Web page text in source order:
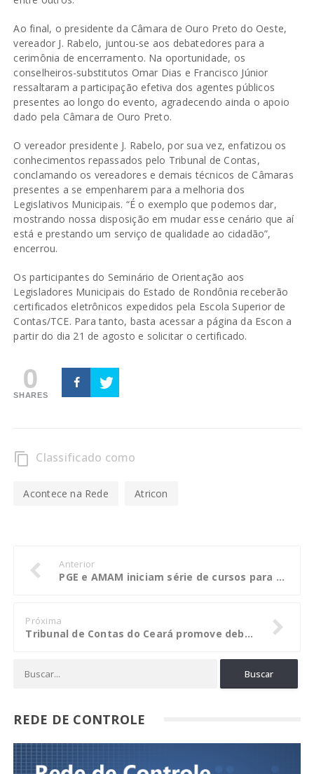
Ao final, o presidente da Câmara de Ouro Preto do Oeste,
vereador J. Rabelo, juntou-se aos debatedores para a
cerimônia de encerramento. Na oportunidade, os
conselheiros-substitutos Omar Dias e Francisco Júnior
ressaltaram a participação efetiva dos agentes públicos
presentes ao longo do evento, agradecendo ainda o apoio
dado pela Câmara de Ouro Preto.
O vereador presidente J. Rabelo, por sua vez, enfatizou os
conhecimentos repassados pelo Tribunal de Contas,
conclamando os vereadores e demais técnicos de Câmaras
presentes a se empenharem para a melhoria dos
Legislativos Municipais. “É o exemplo que podemos dar,
mostrando nossa disposição em mudar esse cenário que aí
está e prestando um serviço de qualidade ao cidadão”,
encerrou.
Os participantes do Seminário de Orientação aos
Legisladores Municipais do Estado de Rondônia receberão
certificados eletrônicos expedidos pela Escola Superior de
Contas/TCE. Para tanto, basta acessar a página da Escon a
partir do dia 21 de agosto e solicitar o certificado.
0
SHARES
content_copy Classificado como
Acontece na Rede Atricon
Anterior
PGE e AMAM iniciam série de cursos para capacitação de advogados públicos
Próxima
Tribunal de Contas do Ceará promove debate sobre privatizações
REDE DE CONTROLE